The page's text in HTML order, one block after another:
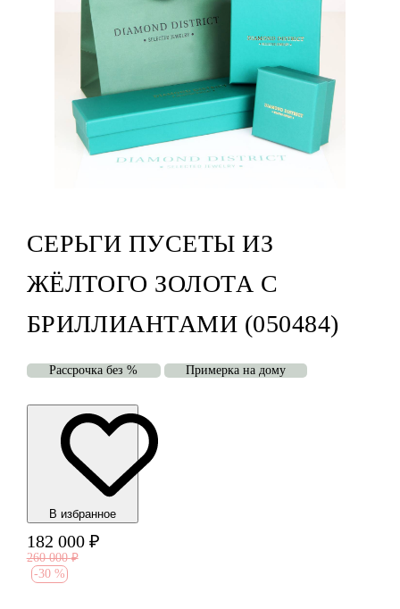
СЕРЬГИ ПУСЕТЫ ИЗ
ЖЁЛТОГО ЗОЛОТА С
БРИЛЛИАНТАМИ (050484)
Рассрочка без % Примерка на дому
В избранноe
182 000 ₽
260 000 ₽
-30 %